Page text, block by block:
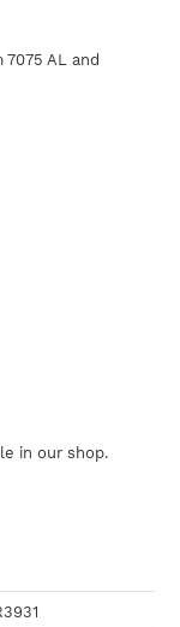
7075 AL and
in our shop.